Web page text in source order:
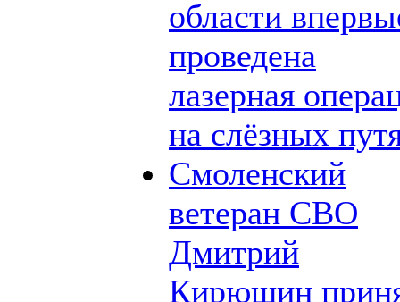
области
проведена
лазерная
на слёзных
Смоленский
ветеран СВО
Дмитрий
Кирюшин